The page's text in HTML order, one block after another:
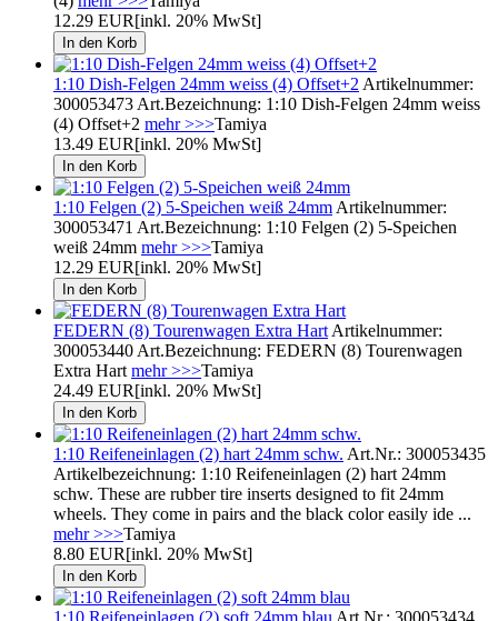
12.29 EUR[inkl. 20% MwSt]
1:10 Dish-Felgen 24mm weiss (4) Offset+2 Artikelnummer:
300053473 Art.Bezeichnung: 1:10 Dish-Felgen 24mm weiss
(4) Offset+2 mehr >>>Tamiya
13.49 EUR[inkl. 20% MwSt]
1:10 Felgen (2) 5-Speichen weiß 24mm Artikelnummer:
300053471 Art.Bezeichnung: 1:10 Felgen (2) 5-Speichen
weiß 24mm mehr >>>Tamiya
12.29 EUR[inkl. 20% MwSt]
FEDERN (8) Tourenwagen Extra Hart Artikelnummer:
300053440 Art.Bezeichnung: FEDERN (8) Tourenwagen
Extra Hart mehr >>>Tamiya
24.49 EUR[inkl. 20% MwSt]
1:10 Reifeneinlagen (2) hart 24mm schw. Art.Nr.: 300053435
Artikelbezeichnung: 1:10 Reifeneinlagen (2) hart 24mm
schw. These are rubber tire inserts designed to fit 24mm
wheels. They come in pairs and the black color easily ide ...
mehr >>>Tamiya
8.80 EUR[inkl. 20% MwSt]
1:10 Reifeneinlagen (2) soft 24mm blau Art.Nr.: 300053434